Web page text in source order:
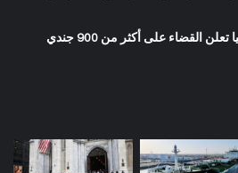
على مختلف المحاور.. روسيا تعلن القضاء على أكثر من 900 جندي